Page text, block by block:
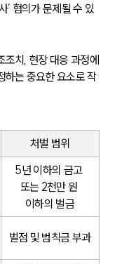
’ 혐의가 문제될 수 있
치, 현장 대응 과정에
하는 중요한 요소로 작
처벌 범위
5년 이하의 금고
또는 2천만 원
이하의 벌금
벌점 및 범칙금 부과